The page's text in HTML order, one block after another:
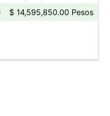
$ 14,595,850.00 Pesos